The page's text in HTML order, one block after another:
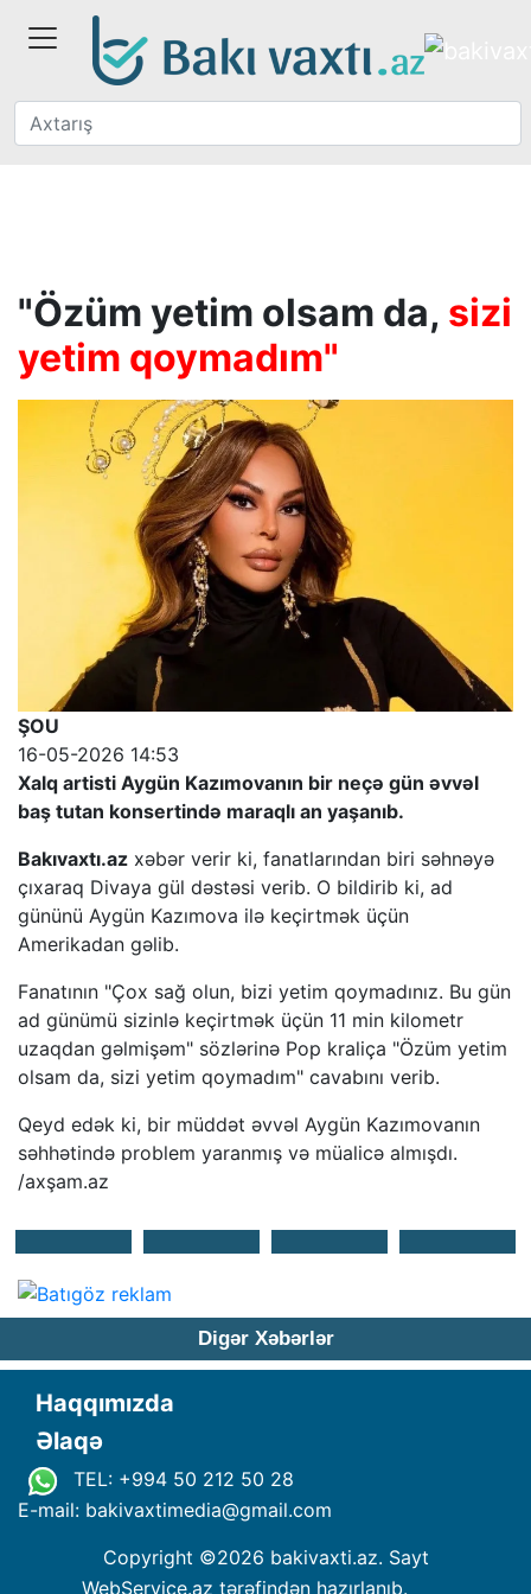
"Özüm yetim olsam da, sizi
yetim qoymadım"
ŞOU
16-05-2026 14:53
Xalq artisti Aygün Kazımovanın bir neçə gün əvvəl
baş tutan konsertində maraqlı an yaşanıb.
Bakıvaxtı.az xəbər verir ki, fanatlarından biri səhnəyə
çıxaraq Divaya gül dəstəsi verib. O bildirib ki, ad
gününü Aygün Kazımova ilə keçirtmək üçün
Amerikadan gəlib.
Fanatının "Çox sağ olun, bizi yetim qoymadınız. Bu gün
ad günümü sizinlə keçirtmək üçün 11 min kilometr
uzaqdan gəlmişəm" sözlərinə Pop kraliça "Özüm yetim
olsam da, sizi yetim qoymadım" cavabını verib.
Qeyd edək ki, bir müddət əvvəl Aygün Kazımovanın
səhhətində problem yaranmış və müalicə almışdı.
/axşam.az
Digər Xəbərlər
Haqqımızda
Əlaqə
TEL: +994 50 212 50 28
E-mail: bakivaxtimedia@gmail.com
Copyright ©2026 bakivaxti.az. Sayt
WebService.az tərəfindən hazırlanıb.